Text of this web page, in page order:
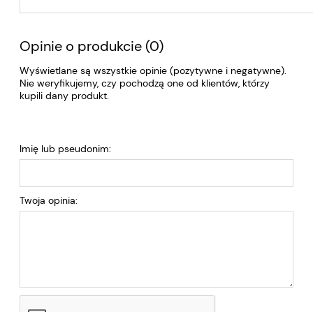
Opinie o produkcie (0)
Wyświetlane są wszystkie opinie (pozytywne i negatywne).
Nie weryfikujemy, czy pochodzą one od klientów, którzy
kupili dany produkt.
Imię lub pseudonim:
Twoja opinia: